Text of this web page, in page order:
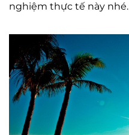
nghiệm thực tế này nhé.